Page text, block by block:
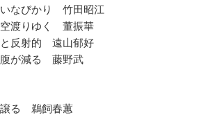
なびかり 竹田昭江
空渡りゆく 董振華
と反射的 遠山郁好
腹が減る 藤野武
譲る 鵜飼春蕙